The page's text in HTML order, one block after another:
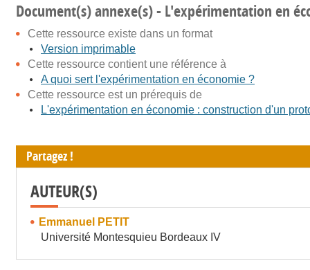
Document(s) annexe(s) - L'expérimentation en
Cette ressource existe dans un format
Version imprimable
Cette ressource contient une référence à
A quoi sert l'expérimentation en économie ?
Cette ressource est un prérequis de
L'expérimentation en économie : construction d'un
Partagez !
AUTEUR(S)
Emmanuel PETIT
Université Montesquieu Bordeaux IV